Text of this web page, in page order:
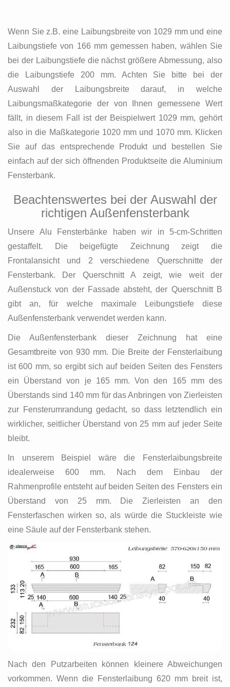
Wenn Sie z.B. eine Laibungsbreite von 1029 mm und eine
Laibungstiefe von 166 mm gemessen haben, wählen Sie
bei der Laibungstiefe die nächst größere Abmessung, also
die Laibungstiefe 200 mm. Achten Sie bitte bei der
Auswahl der Laibungsbreite darauf, in welche
Laibungsmaßkategorie der von Ihnen gemessene Wert
fällt, in diesem Fall ist der Beispielwert 1029 mm, gehört
also in die Maßkategorie 1020 mm und 1070 mm. Klicken
Sie auf das entsprechende Produkt und bestellen Sie
einfach auf der sich öffnenden Produktseite die Aluminium
Fensterbank.
Beachtenswertes bei der Auswahl der
richtigen Außenfensterbank
Unsere Alu Fensterbänke haben wir in 5-cm-Schritten
gestaffelt. Die beigefügte Zeichnung zeigt die
Frontalansicht und 2 verschiedene Querschnitte der
Fensterbank. Der Querschnitt A zeigt, wie weit der
Außenstuck von der Fassade absteht, der Querschnitt B
gibt an, für welche maximale Leibungstiefe diese
Außenfensterbank verwendet werden kann.
Die Außenfensterbank dieser Zeichnung hat eine
Gesamtbreite von 930 mm. Die Breite der Fensterlaibung
ist 600 mm, so ergibt sich auf beiden Seiten des Fensters
ein Überstand von je 165 mm. Von den 165 mm des
Überstands sind 140 mm für das Anbringen von Zierleisten
zur Fensterumrandung gedacht, so dass letztendlich ein
wirklicher, seitlicher Überstand von 25 mm auf jeder Seite
bleibt.
In unserem Beispiel wäre die Fensterlaibungsbreite
idealerweise 600 mm. Nach dem Einbau der
Rahmenprofile entsteht auf beiden Seiten des Fensters ein
Überstand von 25 mm. Die Zierleisten an den
Fensterfaschen wirken so, als würde die Stuckleiste wie
eine Säule auf der Fensterbank stehen.
Nach den Putzarbeiten können kleinere Abweichungen
vorkommen. Wenn die Fensterlaibung 620 mm breit ist,